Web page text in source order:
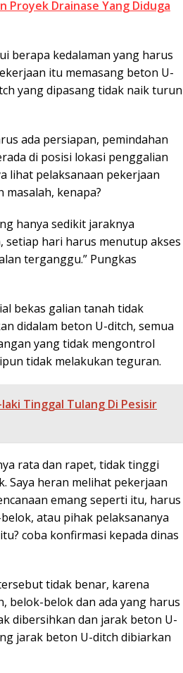
Proyek Drainase Yang Diduga
berapa kedalaman yang harus
itu memasang beton U-
yang dipasang tidak naik turun
ada persiapan, pemindahan
di posisi lokasi penggalian
lihat pelaksanaan pekerjaan
kenapa?
hanya sedikit jaraknya
hari harus menutup akses
terganggu.” Pungkas
bekas galian tanah tidak
didalam beton U-ditch, semua
yang tidak mengontrol
tidak melakukan teguran.
Tinggal Tulang Di Pesisir
rata dan rapet, tidak tinggi
Saya heran melihat pekerjaan
emang seperti itu, harus
atau pihak pelaksananya
coba konfirmasi kepada dinas
tidak benar, karena
belok-belok dan ada yang harus
dibersihkan dan jarak beton U-
jarak beton U-ditch dibiarkan